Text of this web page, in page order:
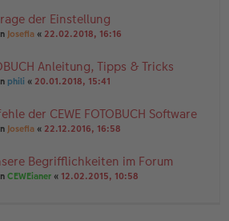
der Einstellung
Josefia « 22.02.2018, 16:16
Anleitung, Tipps & Tricks
phili « 20.01.2018, 15:41
der CEWE FOTOBUCH Software
Josefia « 22.12.2016, 16:58
Begrifflichkeiten im Forum
CEWEianer « 12.02.2015, 10:58